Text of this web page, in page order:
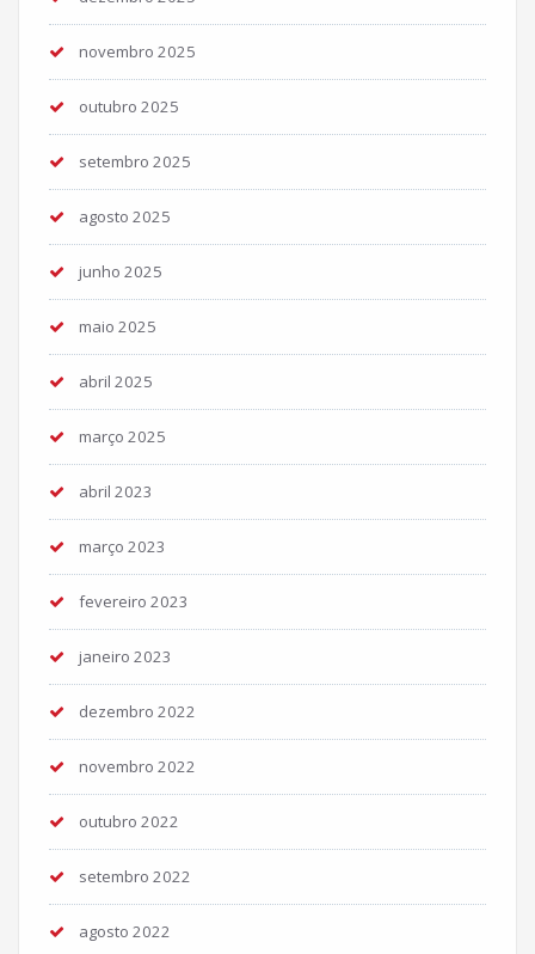
novembro 2025
outubro 2025
setembro 2025
agosto 2025
junho 2025
maio 2025
abril 2025
março 2025
abril 2023
março 2023
fevereiro 2023
janeiro 2023
dezembro 2022
novembro 2022
outubro 2022
setembro 2022
agosto 2022